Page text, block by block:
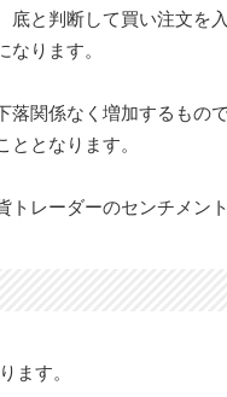
と判断して買い注文を
なります。
落関係なく増加するもの
ととなります。
レーダーのセンチメン
ます。